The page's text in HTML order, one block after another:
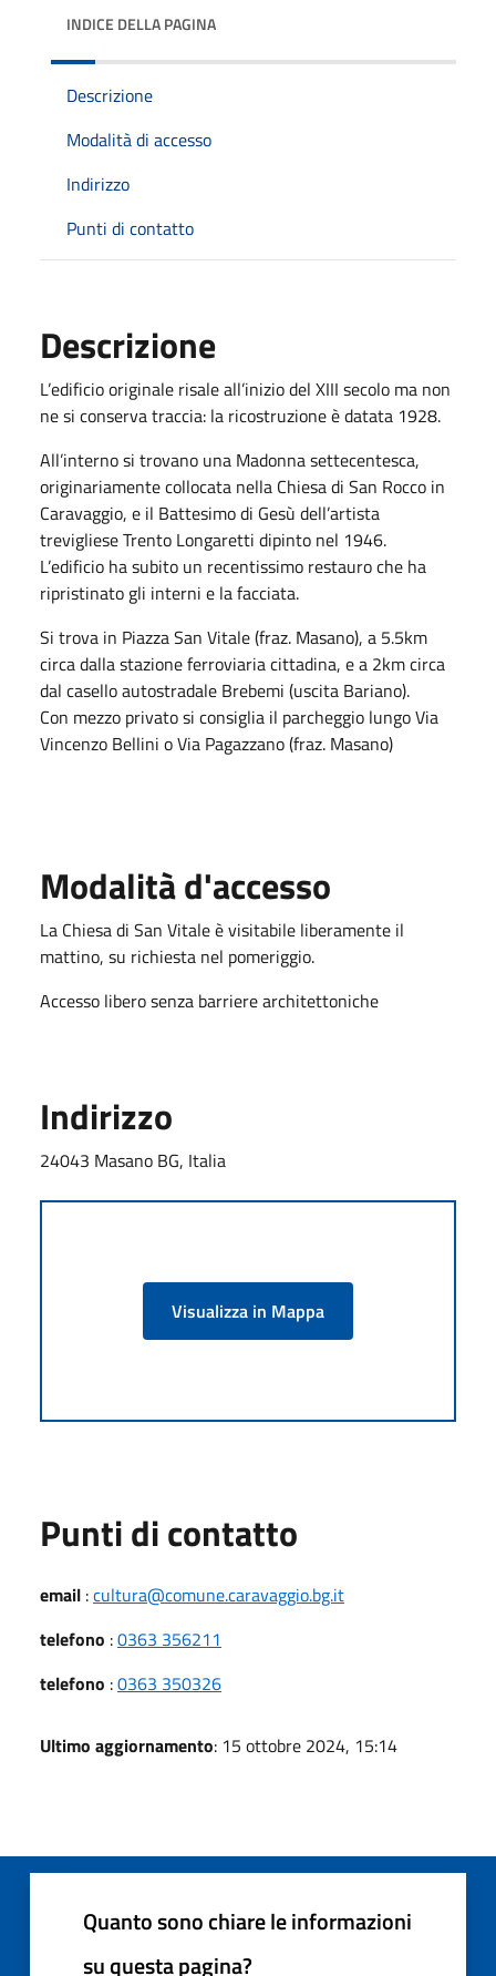
INDICE DELLA PAGINA
Descrizione
Modalità di accesso
Indirizzo
Punti di contatto
Descrizione
L’edificio originale risale all’inizio del XIII secolo ma non
ne si conserva traccia: la ricostruzione è datata 1928.
All’interno si trovano una Madonna settecentesca,
originariamente collocata nella Chiesa di San Rocco in
Caravaggio, e il Battesimo di Gesù dell’artista
trevigliese Trento Longaretti dipinto nel 1946.
L’edificio ha subito un recentissimo restauro che ha
ripristinato gli interni e la facciata.
Si trova in Piazza San Vitale (fraz. Masano), a 5.5km
circa dalla stazione ferroviaria cittadina, e a 2km circa
dal casello autostradale Brebemi (uscita Bariano).
Con mezzo privato si consiglia il parcheggio lungo Via
Vincenzo Bellini o Via Pagazzano (fraz. Masano)
Modalità d'accesso
La Chiesa di San Vitale è visitabile liberamente il
mattino, su richiesta nel pomeriggio.
Accesso libero senza barriere architettoniche
Indirizzo
24043 Masano BG, Italia
Visualizza in Mappa
Punti di contatto
email :cultura@comune.caravaggio.bg.it
telefono :0363 356211
telefono :0363 350326
Ultimo aggiornamento: 15 ottobre 2024, 15:14
Quanto sono chiare le informazioni
su questa pagina?